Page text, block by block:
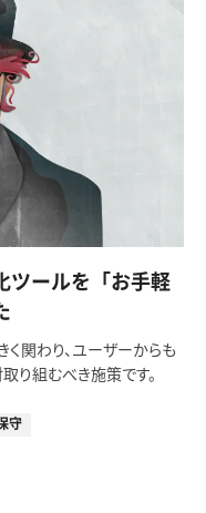
ツールを「お手軽
関わり、ユーザーからも
り組むべき施策です。
守